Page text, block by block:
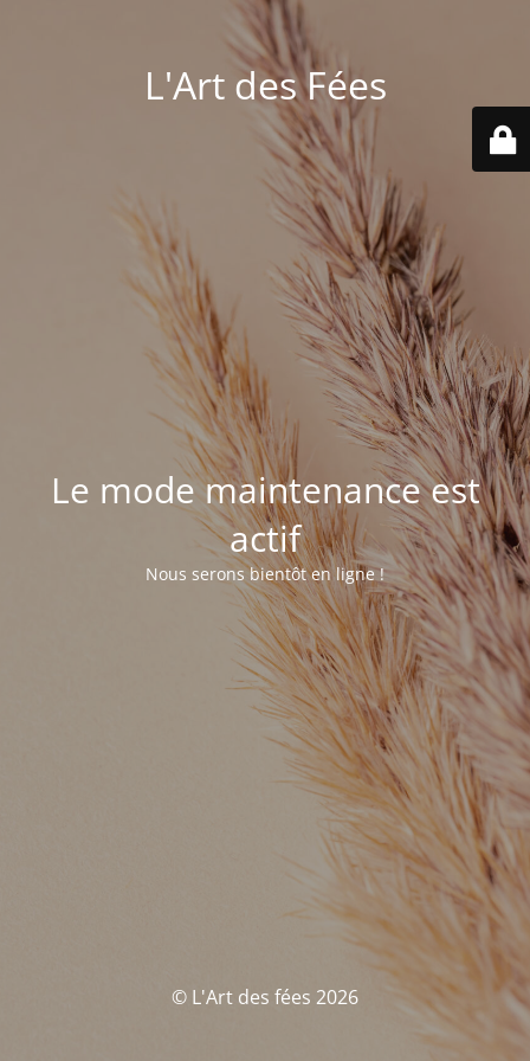
L'Art des Fées
Le mode maintenance est
actif
Nous serons bientôt en ligne !
© L'Art des fées 2026